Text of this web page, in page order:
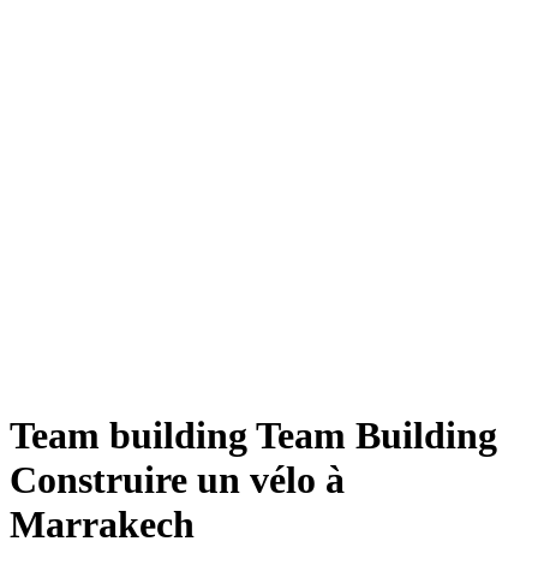
Team building Team Building
Construire un vélo à
Marrakech